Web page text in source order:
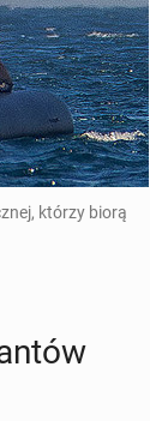
którzy biorą